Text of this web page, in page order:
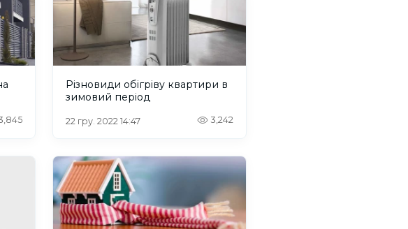
Різновиди обігріву квартири в
зимовий період
22 гру. 2022 14:47 3,242